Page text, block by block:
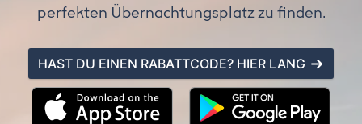
perfekten Übernachtungsplatz zu finden.
HAST DU EINEN RABATTCODE? HIER LANG